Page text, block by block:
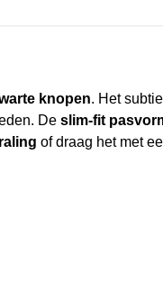
knopen. Het
De slim-fit
of draag het met